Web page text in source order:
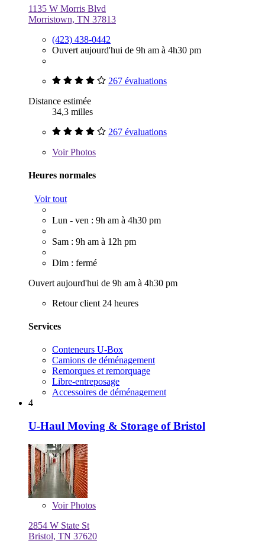
1135 W Morris Blvd
Morristown, TN 37813
(423) 438-0442
Ouvert aujourd'hui de 9h am à 4h30 pm
267 évaluations
Distance estimée
34,3 milles
267 évaluations
VoirPhotos
Heures normales
Voir tout
Lun - ven : 9h am à 4h30 pm
Sam : 9h am à 12h pm
Dim : fermé
Ouvert aujourd'hui de 9h am à 4h30 pm
Retour client 24 heures
Services
Conteneurs U-Box
Camions de déménagement
Remorques et remorquage
Libre-entreposage
Accessoires de déménagement
4
U-Haul Moving & Storage of Bristol
VoirPhotos
2854 W State St
Bristol, TN 37620